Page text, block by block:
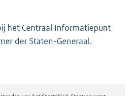
het Centraal Informatiepunt
der Staten-Generaal.